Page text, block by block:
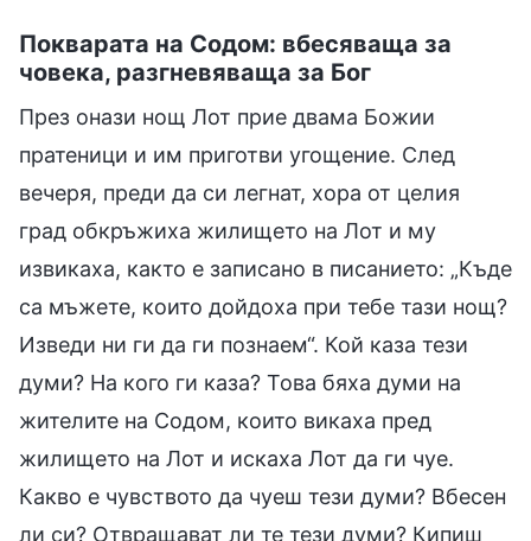
Покварата на Содом: вбесяваща за
човека, разгневяваща за Бог
През онази нощ Лот прие двама Божии
пратеници и им приготви угощение. След
вечеря, преди да си легнат, хора от целия
град обкръжиха жилището на Лот и му
извикаха, както е записано в писанието: „Къде
са мъжете, които дойдоха при тебе тази нощ?
Изведи ни ги да ги познаем“. Кой каза тези
думи? На кого ги каза? Това бяха думи на
жителите на Содом, които викаха пред
жилището на Лот и искаха Лот да ги чуе.
Какво е чувството да чуеш тези думи? Вбесен
ли си? Отвращават ли те тези думи? Кипиш